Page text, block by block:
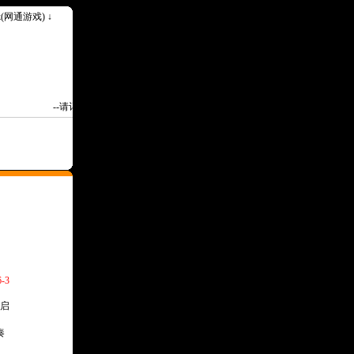
网通游戏) ↓
--请记住我们永久网址Www.1000ok.Com--
3